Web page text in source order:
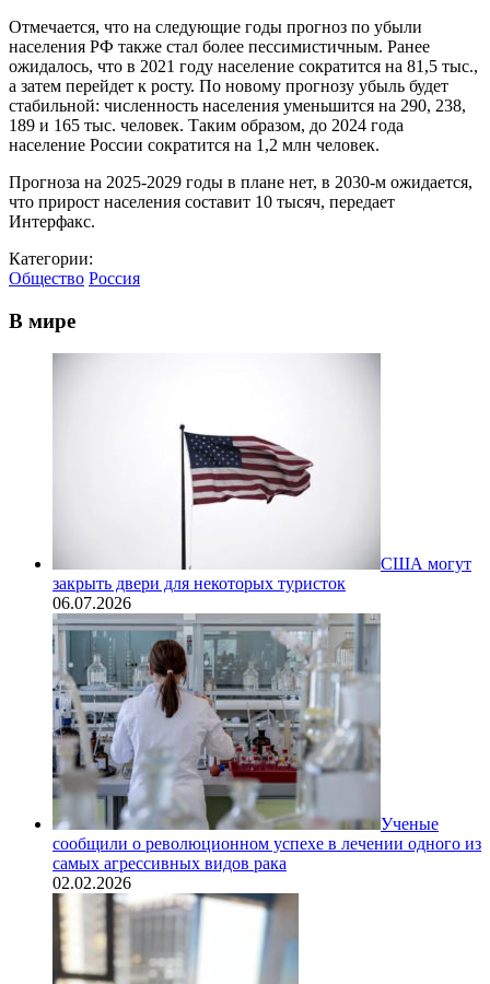
Отмечается, что на следующие годы прогноз по убыли
населения РФ также стал более пессимистичным. Ранее
ожидалось, что в 2021 году население сократится на 81,5 тыс.,
а затем перейдет к росту. По новому прогнозу убыль будет
стабильной: численность населения уменьшится на 290, 238,
189 и 165 тыс. человек. Таким образом, до 2024 года
население России сократится на 1,2 млн человек.
Прогноза на 2025-2029 годы в плане нет, в 2030-м ожидается,
что прирост населения составит 10 тысяч, передает
Интерфакс.
Категории:
Общество Россия
В мире
США могут
закрыть двери для некоторых туристок
06.07.2026
Ученые
сообщили о революционном успехе в лечении одного из
самых агрессивных видов рака
02.02.2026